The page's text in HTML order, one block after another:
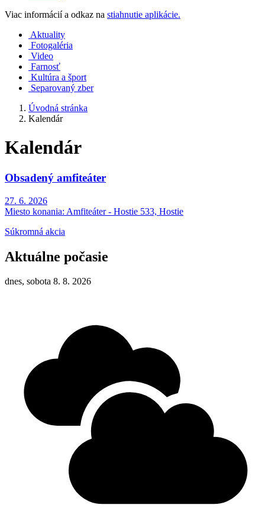
Viac informácií a odkaz na stiahnutie aplikácie.
Aktuality
Fotogaléria
Video
Farnosť
Kultúra a šport
Separovaný zber
Úvodná stránka
Kalendár
Kalendár
Obsadený amfiteáter
27. 6. 2026
Miesto konania: Amfiteáter - Hostie 533, Hostie
Súkromná akcia
Aktuálne počasie
dnes, sobota 8. 8. 2026